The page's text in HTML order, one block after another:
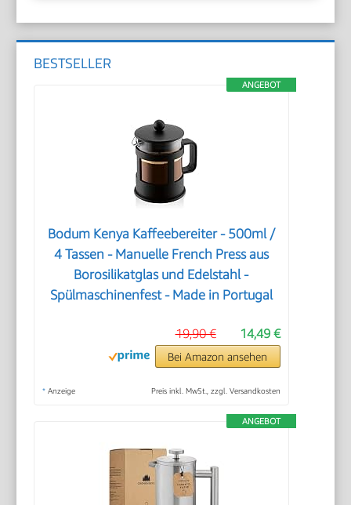
BESTSELLER
ANGEBOT
Bodum Kenya Kaffeebereiter - 500ml /
4 Tassen - Manuelle French Press aus
Borosilikatglas und Edelstahl -
Spülmaschinenfest - Made in Portugal
14,49 €
19,90 €
Bei Amazon ansehen
* Anzeige Preis inkl. MwSt., zzgl. Versandkosten
ANGEBOT